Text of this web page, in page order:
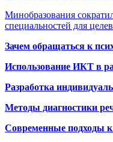
Минобразования
специальностей для
Зачем обращаться к
Использование ИКТ в
Разработка
Методы диагностики
Современные подходы